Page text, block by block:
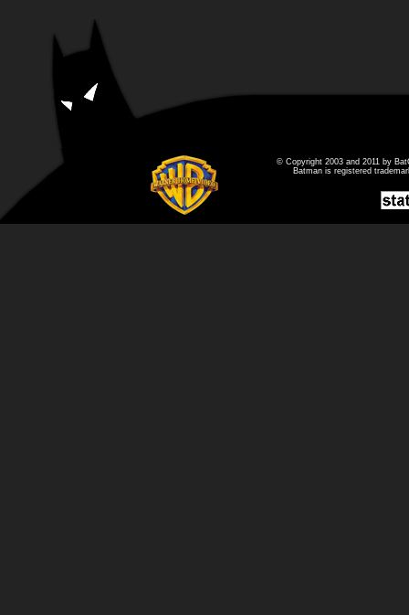
© Copyright 2003 and 2011 by
Batman is registered